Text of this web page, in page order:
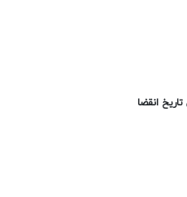
انقضا